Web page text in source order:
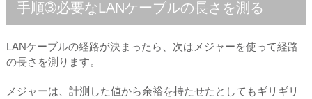
手順➂必要なLANケーブルの長さを測る
LANケーブルの経路が決まったら、次はメジャーを使って経路
の長さを測ります。
メジャーは、計測した値から余裕を持たせたとしてもギリギリ